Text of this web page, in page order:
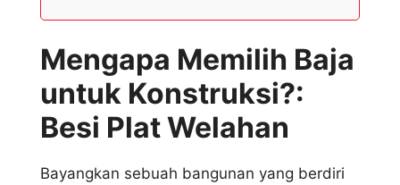
Mengapa Memilih Baja
untuk Konstruksi?:
Besi Plat Welahan
Bayangkan sebuah bangunan yang berdiri